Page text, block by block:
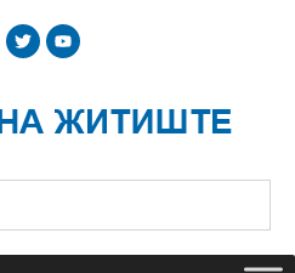
T
w
i
e
r
Y
o
u
b
e